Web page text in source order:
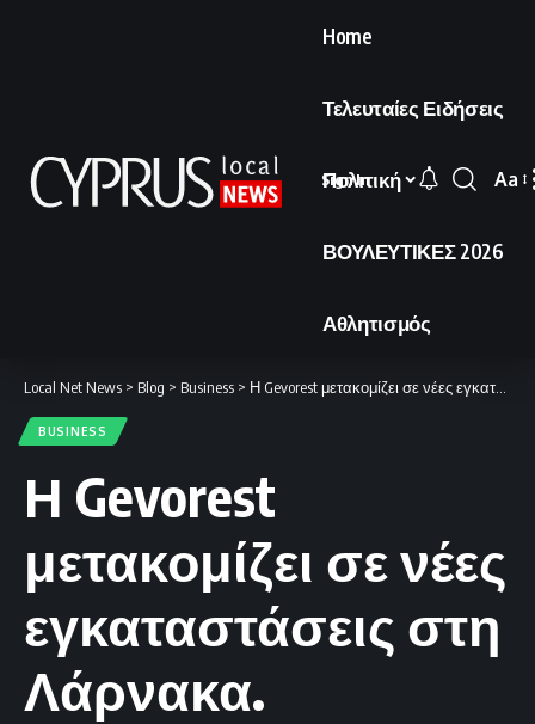
Home
Τελευταίες Ειδήσεις
Πολιτική
ΒΟΥΛΕΥΤΙΚΕΣ 2026
Αθλητισμός
Sign In
Font
Aa
Local Net News > Blog > Business > Η Gevorest μετακομίζει σε νέες εγκαταστάσεις στη Λάρνακα.
BUSINESS
Η Gevorest
μετακομίζει σε νέες
εγκαταστάσεις στη
Λάρνακα.